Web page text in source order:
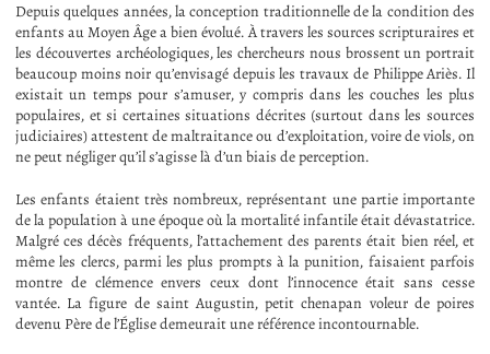
Depuis quelques années, la conception traditionnelle de la condition des
enfants au Moyen Âge a bien évolué. À travers les sources scripturaires et
les découvertes archéologiques, les chercheurs nous brossent un portrait
beaucoup moins noir qu’envisagé depuis les travaux de Philippe Ariès. Il
existait un temps pour s’amuser, y compris dans les couches les plus
populaires, et si certaines situations décrites (surtout dans les sources
judiciaires) attestent de maltraitance ou d’exploitation, voire de viols, on
ne peut négliger qu’il s’agisse là d’un biais de perception.
Les enfants étaient très nombreux, représentant une partie importante
de la population à une époque où la mortalité infantile était dévastatrice.
Malgré ces décès fréquents, l’attachement des parents était bien réel, et
même les clercs, parmi les plus prompts à la punition, faisaient parfois
montre de clémence envers ceux dont l’innocence était sans cesse
vantée. La figure de saint Augustin, petit chenapan voleur de poires
devenu Père de l’Église demeurait une référence incontournable.